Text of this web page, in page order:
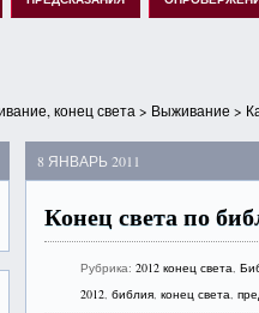
конец света > Выживание >
8 ЯНВАРЬ 2011
Конец света по
Рубрика:2012 конец света,
2012,библия,конец света,